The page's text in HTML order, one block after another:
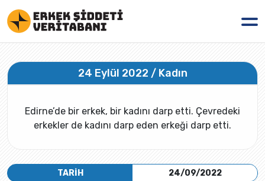
24 Eylül 2022 / Kadın
Edirne’de bir erkek, bir kadını darp etti. Çevredeki
erkekler de kadını darp eden erkeği darp etti.
TARİH 24/09/2022